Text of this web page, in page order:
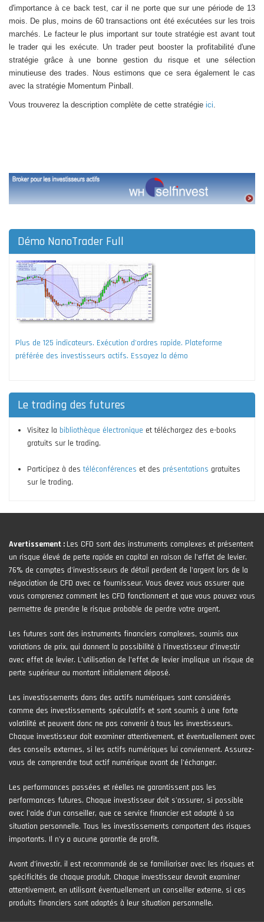
d'importance à ce back test, car il ne porte que sur une période de 13
mois. De plus, moins de 60 transactions ont été exécutées sur les trois
marchés. Le facteur le plus important sur toute stratégie est avant tout
le trader qui les exécute. Un trader peut booster la profitabilité d'une
stratégie grâce à une bonne gestion du risque et une sélection
minutieuse des trades. Nous estimons que ce sera également le cas
avec la stratégie Momentum Pinball.
Vous trouverez la description complète de cette stratégie ici.
Démo NanoTrader Full
Plus de 125 indicateurs. Exécution d'ordres rapide. Plateforme
préférée des investisseurs actifs. Essayez la démo
Le trading des futures
Visitez la bibliothèque électronique et téléchargez des e-books
gratuits sur le trading.
Participez à destéléconférences et des présentations gratuites
sur le trading.
Avertissement : Les CFD sont des instruments complexes et présentent
un risque élevé de perte rapide en capital en raison de l'effet de levier.
76% de comptes d'investisseurs de détail perdent de l'argent lors de la
négociation de CFD avec ce fournisseur. Vous devez vous assurer que
vous comprenez comment les CFD fonctionnent et que vous pouvez vous
permettre de prendre le risque probable de perdre votre argent.
Les futures sont des instruments financiers complexes, soumis aux
variations de prix, qui donnent la possibilité à l’investisseur d’investir
avec effet de levier. L’utilisation de l’effet de levier implique un risque de
perte supérieur au montant initialement déposé.
Les investissements dans des actifs numériques sont considérés
comme des investissements spéculatifs et sont soumis à une forte
volatilité et peuvent donc ne pas convenir à tous les investisseurs.
Chaque investisseur doit examiner attentivement, et éventuellement avec
des conseils externes, si les actifs numériques lui conviennent. Assurez-
vous de comprendre tout actif numérique avant de l'échanger.
Les performances passées et réelles ne garantissent pas les
performances futures. Chaque investisseur doit s'assurer, si possible
avec l'aide d'un conseiller, que ce service financier est adapté à sa
situation personnelle. Tous les investissements comportent des risques
importants. Il n'y a aucune garantie de profit.
Avant d’investir, il est recommandé de se familiariser avec les risques et
spécificités de chaque produit. Chaque investisseur devrait examiner
attentivement, en utilisant éventuellement un conseiller externe, si ces
produits financiers sont adaptés à leur situation personnelle.